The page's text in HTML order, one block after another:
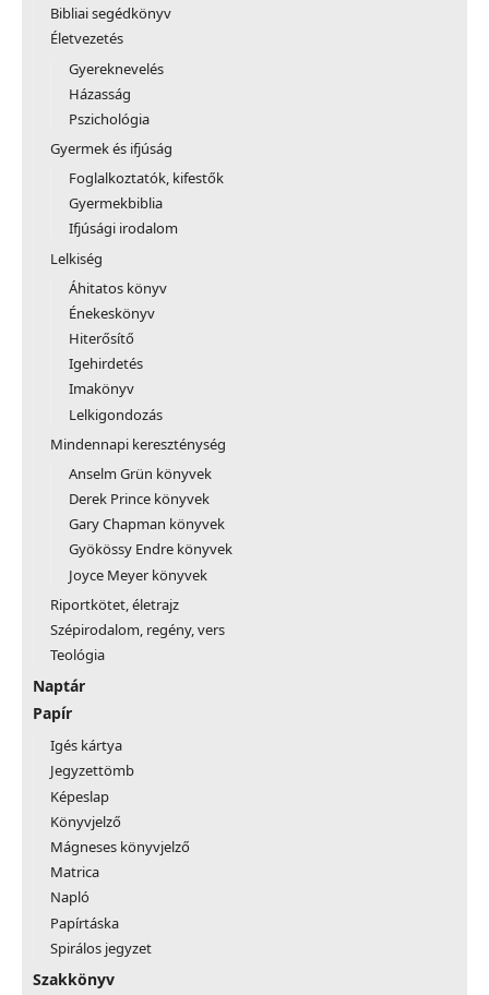
Bibliai segédkönyv
Életvezetés
Gyereknevelés
Házasság
Pszichológia
Gyermek és ifjúság
Foglalkoztatók, kifestők
Gyermekbiblia
Ifjúsági irodalom
Lelkiség
Áhitatos könyv
Énekeskönyv
Hiterősítő
Igehirdetés
Imakönyv
Lelkigondozás
Mindennapi kereszténység
Anselm Grün könyvek
Derek Prince könyvek
Gary Chapman könyvek
Gyökössy Endre könyvek
Joyce Meyer könyvek
Riportkötet, életrajz
Szépirodalom, regény, vers
Teológia
Naptár
Papír
Igés kártya
Jegyzettömb
Képeslap
Könyvjelző
Mágneses könyvjelző
Matrica
Napló
Papírtáska
Spirálos jegyzet
Szakkönyv